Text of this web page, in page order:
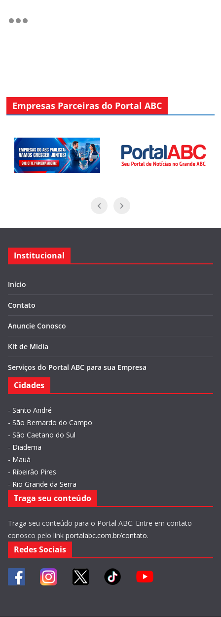
Empresas Parceiras do Portal ABC
Institucional
Início
Contato
Anuncie Conosco
Kit de Mídia
Serviços do Portal ABC para sua Empresa
Cidades
- Santo André
- São Bernardo do Campo
- São Caetano do Sul
- Diadema
- Mauá
- Ribeirão Pires
- Rio Grande da Serra
Traga seu conteúdo
Traga seu conteúdo para o Portal ABC. Entre em contato
conosco pelo link portalabc.com.br/contato.
Redes Sociais